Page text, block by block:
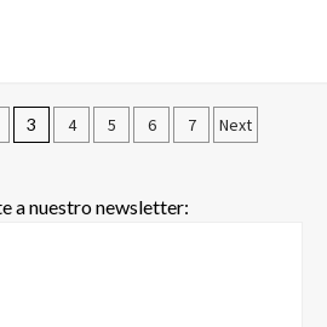
3 4 5 6 7 Next
a nuestro newsletter: